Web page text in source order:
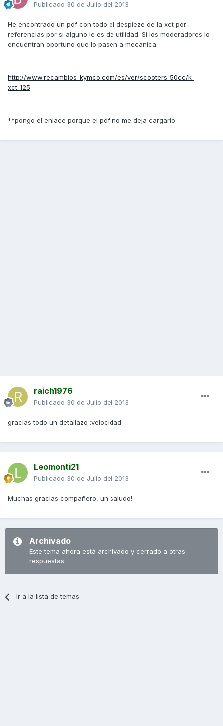
Publicado 30 de Julio del 2013
He encontrado un pdf con todo el despieze de la xct por
referencias por si alguno le es de utilidad. Si los moderadores lo
encuentran oportuno que lo pasen a mecanica.
http://www.recambios-kymco.com/es/ver/scooters_50cc/k-
xct_125
**pongo el enlace porque el pdf no me deja cargarlo
raich1976
Publicado 30 de Julio del 2013
gracias todo un detallazo :velocidad
Leomonti21
Publicado 30 de Julio del 2013
Muchas gracias compañero, un saludo!
Archivado
Este tema ahora está archivado y cerrado a otras
respuestas.
Ir a la lista de temas